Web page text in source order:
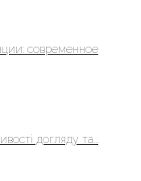
современное
догляду та...